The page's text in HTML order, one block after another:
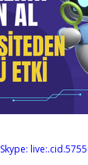
Skype: